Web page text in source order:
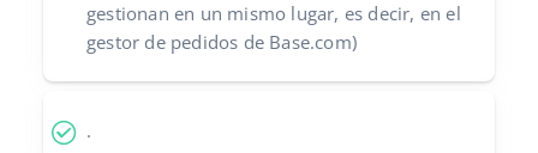
română
中文
gestionan en un mismo lugar, es decir, en el
gestor de pedidos de Base.com)
.